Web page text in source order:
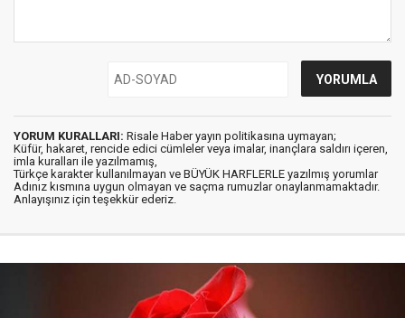
YORUM KURALLARI: Risale Haber yayın politikasına uymayan;
Küfür, hakaret, rencide edici cümleler veya imalar, inançlara saldırı içeren,
imla kuralları ile yazılmamış,
Türkçe karakter kullanılmayan ve BÜYÜK HARFLERLE yazılmış yorumlar
Adınız kısmına uygun olmayan ve saçma rumuzlar onaylanmamaktadır.
Anlayışınız için teşekkür ederiz.